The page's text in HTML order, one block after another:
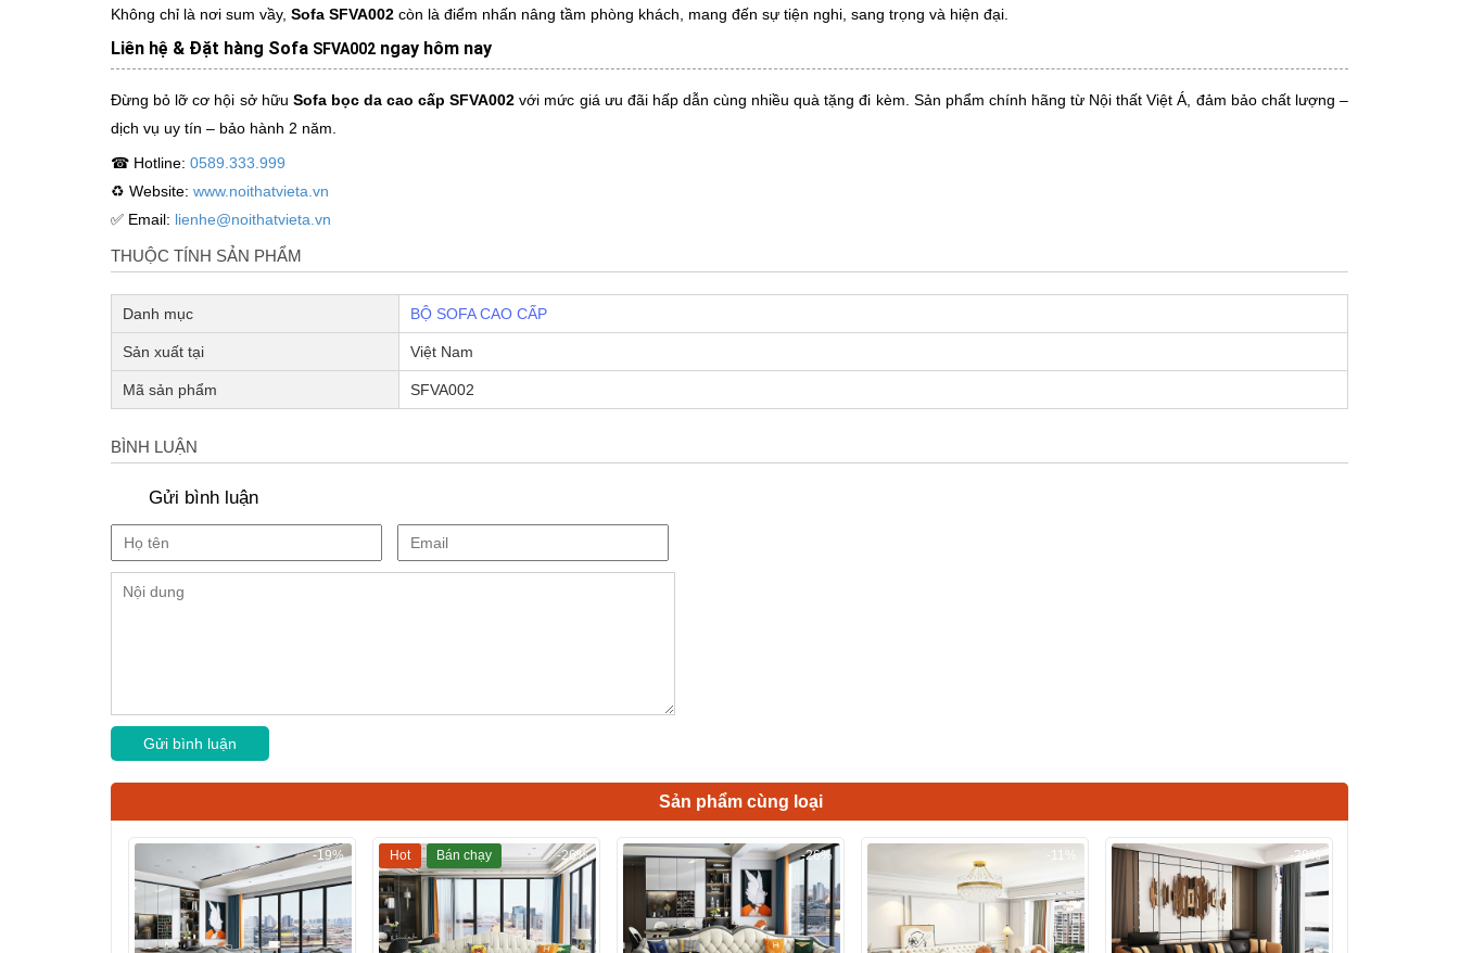
Không chỉ là nơi sum vầy, Sofa SFVA002 còn là điểm nhấn nâng tầm phòng khách, mang đến sự tiện nghi, sang trọng và hiện đại.
Liên hệ & Đặt hàng Sofa SFVA002 ngay hôm nay
Đừng bỏ lỡ cơ hội sở hữu Sofa bọc da cao cấp SFVA002 với mức giá ưu đãi hấp dẫn cùng nhiều quà tặng đi kèm. Sản phẩm chính hãng từ Nội thất Việt Á, đảm bảo chất lượng –
dịch vụ uy tín – bảo hành 2 năm.
☎ Hotline: 0589.333.999
♻ Website: www.noithatvieta.vn
✅ Email: lienhe@noithatvieta.vn
THUỘC TÍNH SẢN PHẨM
Danh mục BỘ SOFA CAO CẤP
Sản xuất tại Việt Nam
Mã sản phẩm SFVA002
BÌNH LUẬN
Gửi bình luận
Sản phẩm cùng loại
-19% -26%
Hot Bán chạy -26% -11% -29%